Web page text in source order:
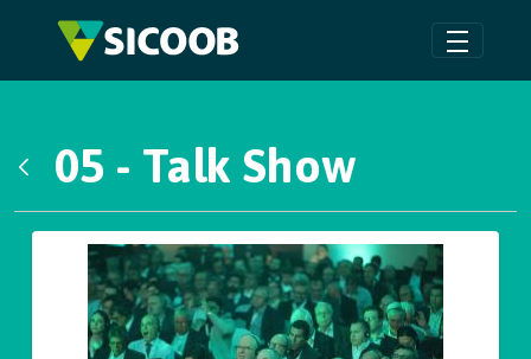
Pular para o Conteúdo principal
05 - Talk Show
Galeria de Mídias